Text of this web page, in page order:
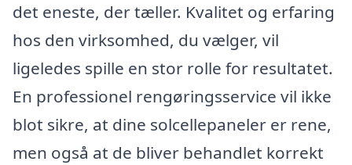
det eneste, der tæller. Kvalitet og erfaring
hos den virksomhed, du vælger, vil
ligeledes spille en stor rolle for resultatet.
En professionel rengøringsservice vil ikke
blot sikre, at dine solcellepaneler er rene,
men også at de bliver behandlet korrekt